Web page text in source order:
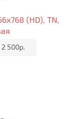
(HD), TN,
2 500р.